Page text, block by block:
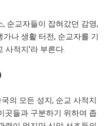
순교자들이 잡혀갔던 감영,
나 생활 터전, 순교자를 기
사적지'라 부른다.
의 모든 성지, 순교 사적지
곳들과 구분하기 위하여 좁